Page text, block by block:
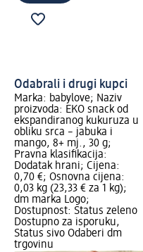
Odabrali i drugi kupci
Marka: babylove; Naziv
proizvoda: EKO snack od
ekspandiranog kukuruza u
obliku srca – jabuka i
mango, 8+ mj., 30 g;
Pravna klasifikacija:
Dodatak hrani; Cijena:
0,70 €; Osnovna cijena:
0,03 kg (23,33 € za 1 kg);
dm marka Logo;
Dostupnost: Status zeleno
Dostupno za isporuku,
Status sivo Odaberi dm
trgovinu